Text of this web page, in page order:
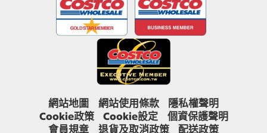
網站地圖 網站使用條款
隱私權聲明
Cookie政策
Cookie設定
個資保護聲明
會員規章
退貨及取消政策 配送政策